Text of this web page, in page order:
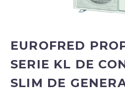
EUROFRED
SERIE KL DE
SLIM DE